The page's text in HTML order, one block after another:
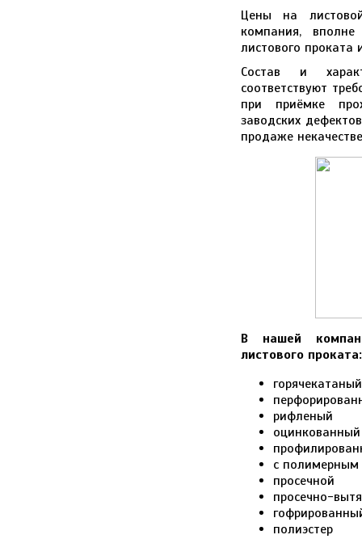
Цены на
компания,
листового проката
Состав и
соответствуют
при приёмке
заводских
продаже
В нашей
листового проката:
рифленый
оцинкованный
с
просечной
просечно-
полиэстер